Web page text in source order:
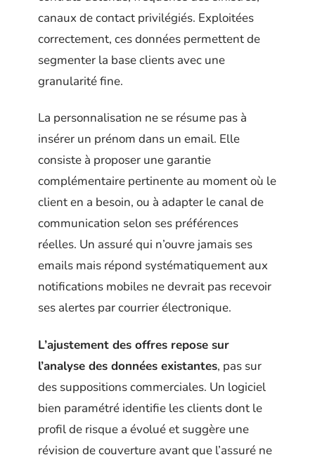
canaux de contact privilégiés. Exploitées
correctement, ces données permettent de
segmenter la base clients avec une
granularité fine.
La personnalisation ne se résume pas à
insérer un prénom dans un email. Elle
consiste à proposer une garantie
complémentaire pertinente au moment où le
client en a besoin, ou à adapter le canal de
communication selon ses préférences
réelles. Un assuré qui n’ouvre jamais ses
emails mais répond systématiquement aux
notifications mobiles ne devrait pas recevoir
ses alertes par courrier électronique.
L’ajustement des offres repose sur
l’analyse des données existantes, pas sur
des suppositions commerciales. Un logiciel
bien paramétré identifie les clients dont le
profil de risque a évolué et suggère une
révision de couverture avant que l’assuré ne